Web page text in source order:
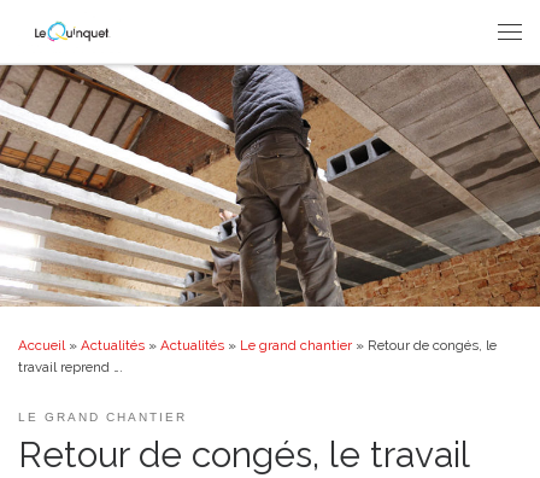
Passer au contenu
Accueil » Actualités » Actualités » Le grand chantier » Retour de congés, le
travail reprend ….
LE GRAND CHANTIER
Retour de congés, le travail